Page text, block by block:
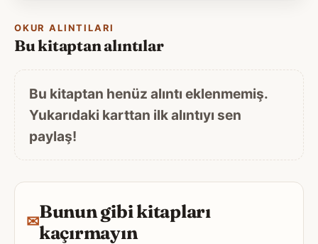
OKUR ALINTILARI
Bu kitaptan alıntılar
Bu kitaptan henüz alıntı eklenmemiş.
Yukarıdaki karttan ilk alıntıyı sen
paylaş!
✉Bunun gibi kitapları
kaçırmayın